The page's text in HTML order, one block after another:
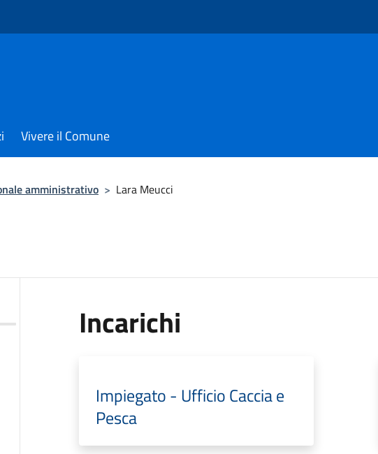
Vivere il Comune
amministrativo > Lara Meucci
Incarichi
Impiegato - Ufficio Caccia e
Pesca